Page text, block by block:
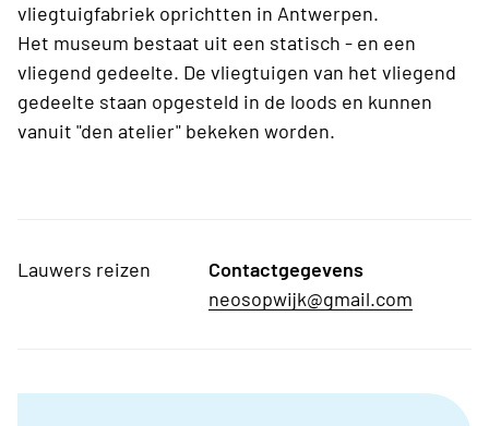
vliegtuigfabriek oprichtten in Antwerpen.
Het museum bestaat uit een statisch - en een
vliegend gedeelte. De vliegtuigen van het vliegend
gedeelte staan opgesteld in de loods en kunnen
vanuit "den atelier" bekeken worden.
Lauwers reizen
Contactgegevens
neosopwijk@gmail.com